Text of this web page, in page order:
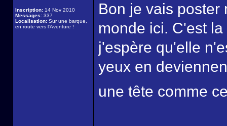
Inscription: 14 Nov 2010
Messages: 337
Localisation: Sur une barque,
en route vers l'Aventure !
Bon je vais poster
monde ici. C'est
j'espère qu'elle
yeux en
une tête comme